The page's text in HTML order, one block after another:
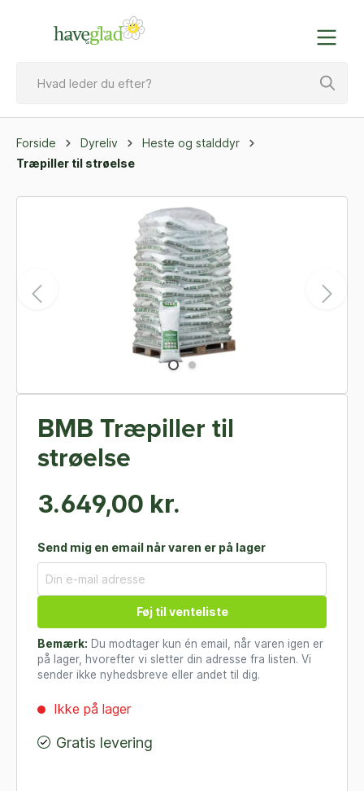
Forside Dyreliv
Heste og stalddyr
Træpiller til strøelse
BMB Træpiller til
strøelse
3.649,00 kr.
Send mig en email når varen er på lager
Føj til venteliste
Bemærk: Du modtager kun én email, når varen igen er
på lager, hvorefter vi sletter din adresse fra listen. Vi
sender ikke nyhedsbreve eller andet til dig.
Ikke på lager
Gratis levering